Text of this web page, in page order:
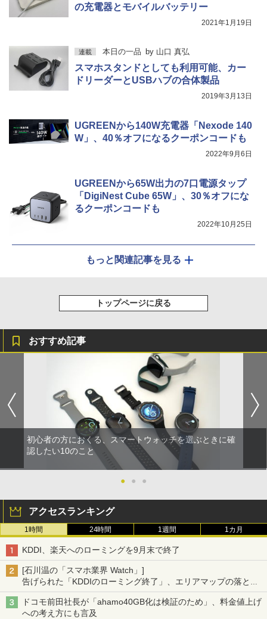
の充電器とモバイルバッテリー
2021年1月19日
連載 本日の一品 by 山口 真弘
スマホスタンドとしても利用可能、カー
ドリーダーとUSBハブの合体製品
2019年3月13日
UGREENから140W充電器「Nexode 140
W」、40％オフになるクーポンコードも
2022年9月6日
UGREENから65W出力の7口電源タップ
「DigiNest Cube 65W」、30％オフにな
るクーポンコードも
2022年10月25日
もっと関連記事を見る
トップページに戻る
おすすめ記事
初心者の方におくる、スマートウォッチを選ぶときに確
認したい10のこと
● ● ●
アクセスランキング
1時間 24時間 1週間 1カ月
KDDI、楽天へのローミングを9月末で終了
[石川温の「スマホ業界 Watch」]
告げられた「KDDIのローミング終了」、エリアマップの落とし
穴と楽天モバイルの課題
ドコモ前田社長が「ahamo40GB化は検証のため」、料金値上げ
への考え方にも言及